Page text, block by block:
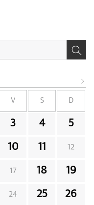
V S D
3 4 5
10 11 12
17 18 19
24 25 26